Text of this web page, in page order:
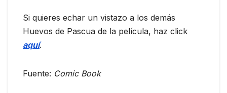
Si quieres echar un vistazo a los demás
Huevos de Pascua de la película, haz click
aquí.
Fuente: Comic Book